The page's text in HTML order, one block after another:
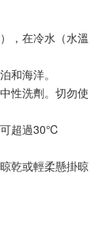
，在冷水（水溫
和海洋。
性洗劑。切勿使
可超過30℃
乾或輕柔懸掛晾